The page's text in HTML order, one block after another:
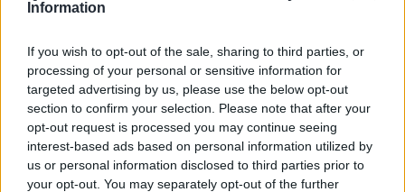
Information
If you wish to opt-out of the sale, sharing to third parties, or
processing of your personal or sensitive information for
targeted advertising by us, please use the below opt-out
section to confirm your selection. Please note that after your
opt-out request is processed you may continue seeing
interest-based ads based on personal information utilized by
us or personal information disclosed to third parties prior to
your opt-out. You may separately opt-out of the further
una sezione aggiuntiva dedicata ai cavalli e l’articolo 43 (Limitazioni
all’uso, comma 3) preveda che “è vietato sottoporre l’animale ad
attività di trasporto quando la temperatura ambiente sia superiore a
35 gradi all’ombra”, questi animali vengono costretti a lavorare o a
stazionare in attesa di turisti senza alcun riparo e a ogni
temperatura. Sempre più frequentemente i cavalli hanno malori e si
ribellano imbizzarrendosi e rovesciando la carrozzella, come
recentemente accaduto in piazza della Signoria.